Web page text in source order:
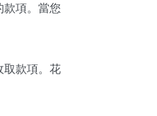
款項。當您
取款項。花